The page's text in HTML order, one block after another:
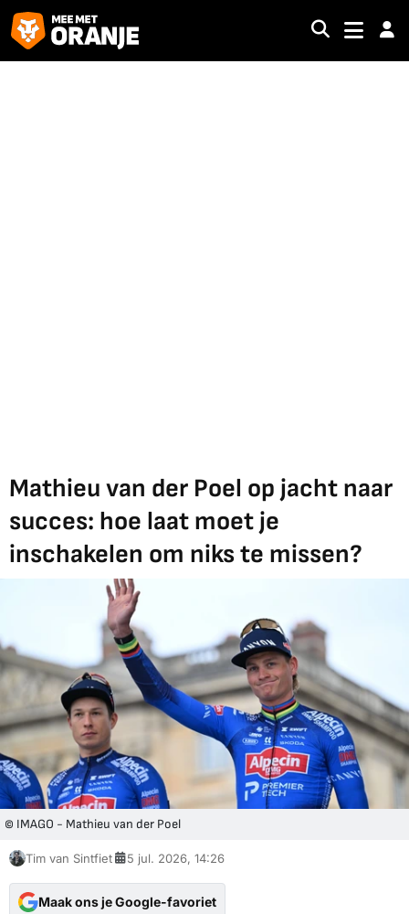
Mathieu van der Poel op jacht naar
succes: hoe laat moet je
inschakelen om niks te missen?
© IMAGO - Mathieu van der Poel
Tim van Sintfiet 5 jul. 2026, 14:26
Maak ons je Google-favoriet